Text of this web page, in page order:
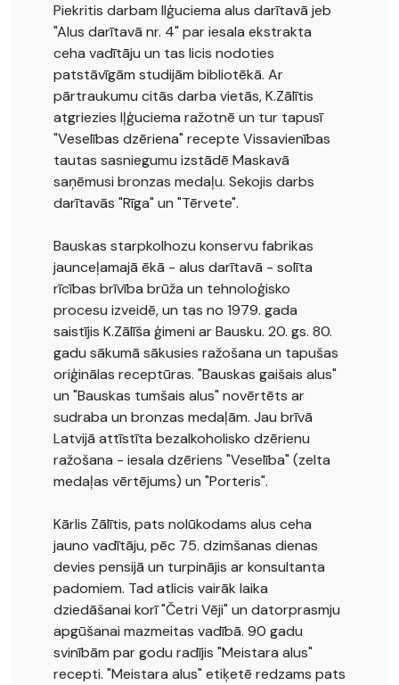
Piekritis darbam Ilģuciema alus darītavā jeb
"Alus darītavā nr. 4" par iesala ekstrakta
ceha vadītāju un tas licis nodoties
patstāvīgām studijām bibliotēkā. Ar
pārtraukumu citās darba vietās, K.Zālītis
atgriezies Iļģuciema ražotnē un tur tapusī
"Veselības dzēriena" recepte Vissavienības
tautas sasniegumu izstādē Maskavā
saņēmusi bronzas medaļu. Sekojis darbs
darītavās "Rīga" un "Tērvete".
Bauskas starpkolhozu konservu fabrikas
jaunceļamajā ēkā - alus darītavā - solīta
rīcības brīvība brūža un tehnoloģisko
procesu izveidē, un tas no 1979. gada
saistījis K.Zālīša ģimeni ar Bausku. 20. gs. 80.
gadu sākumā sākusies ražošana un tapušas
oriģinālas receptūras. "Bauskas gaišais alus"
un "Bauskas tumšais alus" novērtēts ar
sudraba un bronzas medaļām. Jau brīvā
Latvijā attīstīta bezalkoholisko dzērienu
ražošana - iesala dzēriens "Veselība" (zelta
medaļas vērtējums) un "Porteris".
Kārlis Zālītis, pats nolūkodams alus ceha
jauno vadītāju, pēc 75. dzimšanas dienas
devies pensijā un turpinājis ar konsultanta
padomiem. Tad atlicis vairāk laika
dziedāšanai korī "Četri Vēji" un datorprasmju
apgūšanai mazmeitas vadībā. 90 gadu
svinībām par godu radījis "Meistara alus"
recepti. "Meistara alus" etiķetē redzams pats